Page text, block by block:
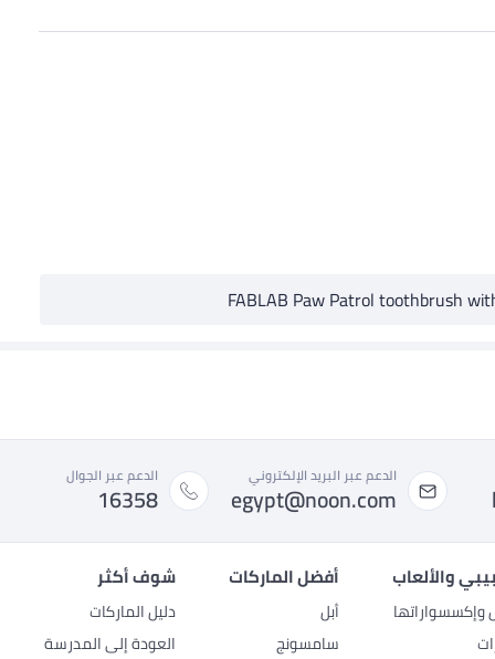
FABLAB Paw Patrol toothbrush
الدعم عبر البريد الإلكتروني
egypt@noon.com
الدعم عبر الجوال
16358
والألعاب
وإكسسواراتها
أفضل الماركات
أبل
سامسونج
شوف أكثر
دليل الماركات
العودة إلى المدرسة